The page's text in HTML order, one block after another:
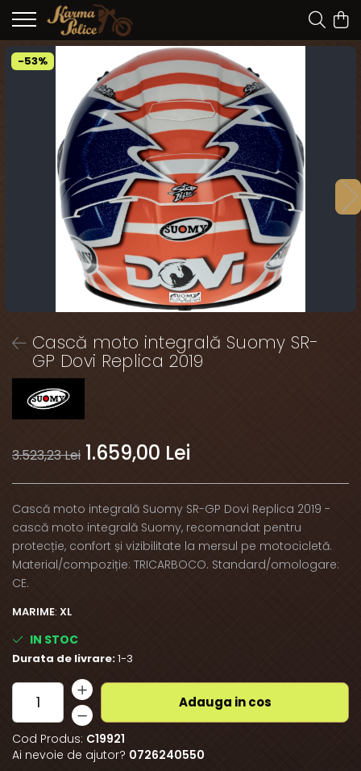
-53%
Cască moto integrală Suomy SR-
GP Dovi Replica 2019
3.523,23 Lei 1.659,00 Lei
Cască moto integrală Suomy SR-GP Dovi Replica 2019 -
cască moto integrală Suomy, recomandat pentru
protecție, confort și vizibilitate la mersul pe motocicletă.
Material/compoziție: TRICARBOCO. Standard/omologare:
CE.
MARIME: XL
IN STOC
Durata de livrare:1-3
Adauga in cos
Cod Produs: C19921
Ai nevoie de ajutor? 0726240550